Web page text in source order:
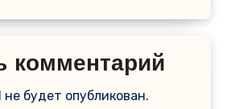
комментарий
будет опубликован.